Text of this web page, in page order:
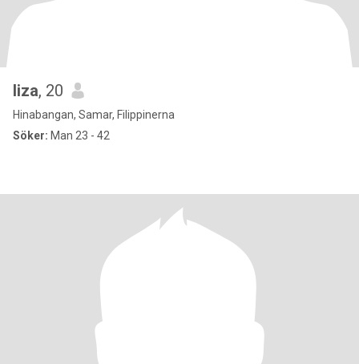
liza, 20
Hinabangan, Samar, Filippinerna
Söker: Man 23 - 42